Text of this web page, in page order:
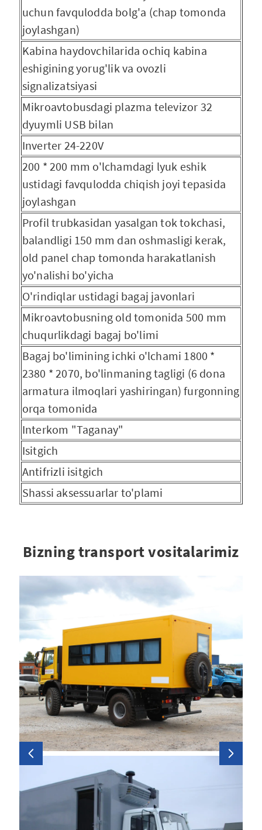
uchun favqulodda bolg'a (chap tomonda
joylashgan)
Kabina haydovchilarida ochiq kabina
eshigining yorug'lik va ovozli
signalizatsiyasi
Mikroavtobusdagi plazma televizor 32
dyuymli USB bilan
Inverter 24-220V
200 * 200 mm o'lchamdagi lyuk eshik
ustidagi favqulodda chiqish joyi tepasida
joylashgan
Profil trubkasidan yasalgan tok tokchasi,
balandligi 150 mm dan oshmasligi kerak,
old panel chap tomonda harakatlanish
yo'nalishi bo'yicha
O'rindiqlar ustidagi bagaj javonlari
Mikroavtobusning old tomonida 500 mm
chuqurlikdagi bagaj bo'limi
Bagaj bo'limining ichki o'lchami 1800 *
2380 * 2070, bo'linmaning tagligi (6 dona
armatura ilmoqlari yashiringan) furgonning
orqa tomonida
Interkom "Taganay"
Isitgich
Antifrizli isitgich
Shassi aksessuarlar to'plami
Bizning transport vositalarimiz